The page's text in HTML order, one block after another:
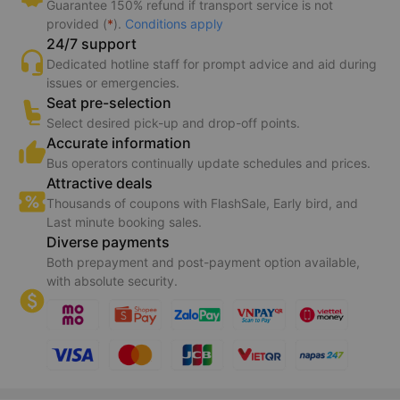
Guarantee 150% refund if transport service is not
provided (*). Conditions apply
24/7 support
Dedicated hotline staff for prompt advice and aid during
issues or emergencies.
Seat pre-selection
Select desired pick-up and drop-off points.
Accurate information
Bus operators continually update schedules and prices.
Attractive deals
Thousands of coupons with FlashSale, Early bird, and
Last minute booking sales.
Diverse payments
Both prepayment and post-payment option available,
with absolute security.